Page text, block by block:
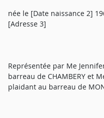
née le [Date naissance 2]
[Adresse 3]
Représentée par Me
barreau de CHAMBERY et
plaidant au barreau de